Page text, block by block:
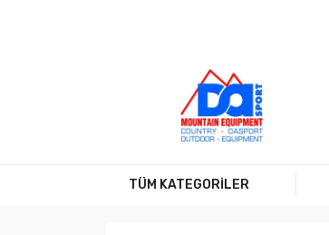
TÜM KATEGORİLER